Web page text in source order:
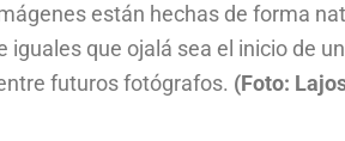
están hechas de forma
iguales que ojalá sea el inicio de
futuros fotógrafos. (Foto: